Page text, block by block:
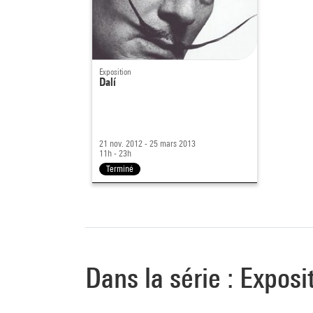
Exposition
Dalí
21 nov. 2012 - 25 mars 2013
11h - 23h
Terminé
Dans la série :